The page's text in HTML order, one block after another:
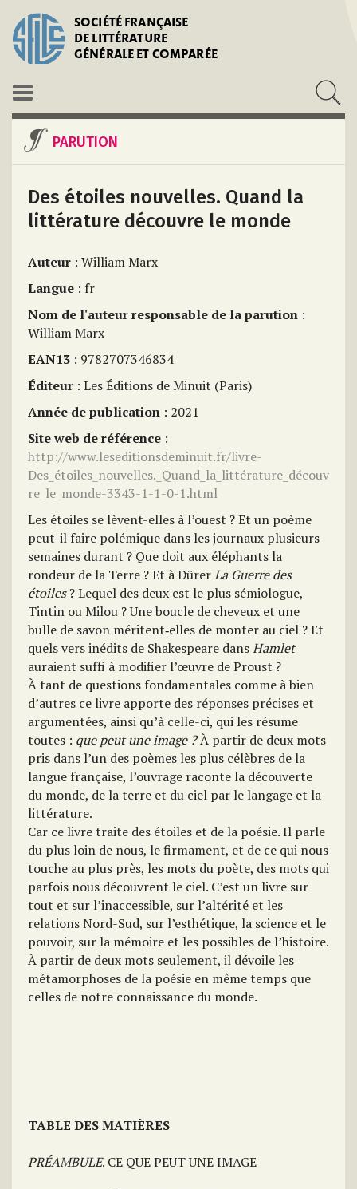
SOCIÉTÉ FRANÇAISE
DE LITTÉRATURE
GÉNÉRALE ET COMPARÉE
PARUTION
Des étoiles nouvelles. Quand la
littérature découvre le monde
Auteur : William Marx
Langue : fr
Nom de l'auteur responsable de la parution :
William Marx
EAN13 : 9782707346834
Éditeur : Les Éditions de Minuit (Paris)
Année de publication : 2021
Site web de référence :
http://www.leseditionsdeminuit.fr/livre-
Des_étoiles_nouvelles._Quand_la_littérature_découv
re_le_monde-3343-1-1-0-1.html
Les étoiles se lèvent-elles à l’ouest ? Et un poème
peut-il faire polémique dans les journaux plusieurs
semaines durant ? Que doit aux éléphants la
rondeur de la Terre ? Et à DürerLa Guerre des
étoiles? Lequel des deux est le plus sémiologue,
Tintin ou Milou ? Une boucle de cheveux et une
bulle de savon méritent‑elles de monter au ciel ? Et
quels vers inédits de Shakespeare dansHamlet
auraient suffi à modifier l’œuvre de Proust ?
À tant de questions fondamentales comme à bien
d’autres ce livre apporte des réponses précises et
argumentées, ainsi qu’à celle-ci, qui les résume
toutes : que peut une image ?À partir de deux mots
pris dans l’un des poèmes les plus célèbres de la
langue française, l’ouvrage raconte la découverte
du monde, de la terre et du ciel par le langage et la
littérature.
Car ce livre traite des étoiles et de la poésie. Il parle
du plus loin de nous, le firmament, et de ce qui nous
touche au plus près, les mots du poète, des mots qui
parfois nous découvrent le ciel. C’est un livre sur
tout et sur l’inaccessible, sur l’altérité et les
relations Nord-Sud, sur l’esthétique, la science et le
pouvoir, sur la mémoire et les possibles de l’histoire.
À partir de deux mots seulement, il dévoile les
métamorphoses de la poésie en même temps que
celles de notre connaissance du monde.
TABLE DES MATIÈRES
PRÉAMBULE. CE QUE PEUT UNE IMAGE